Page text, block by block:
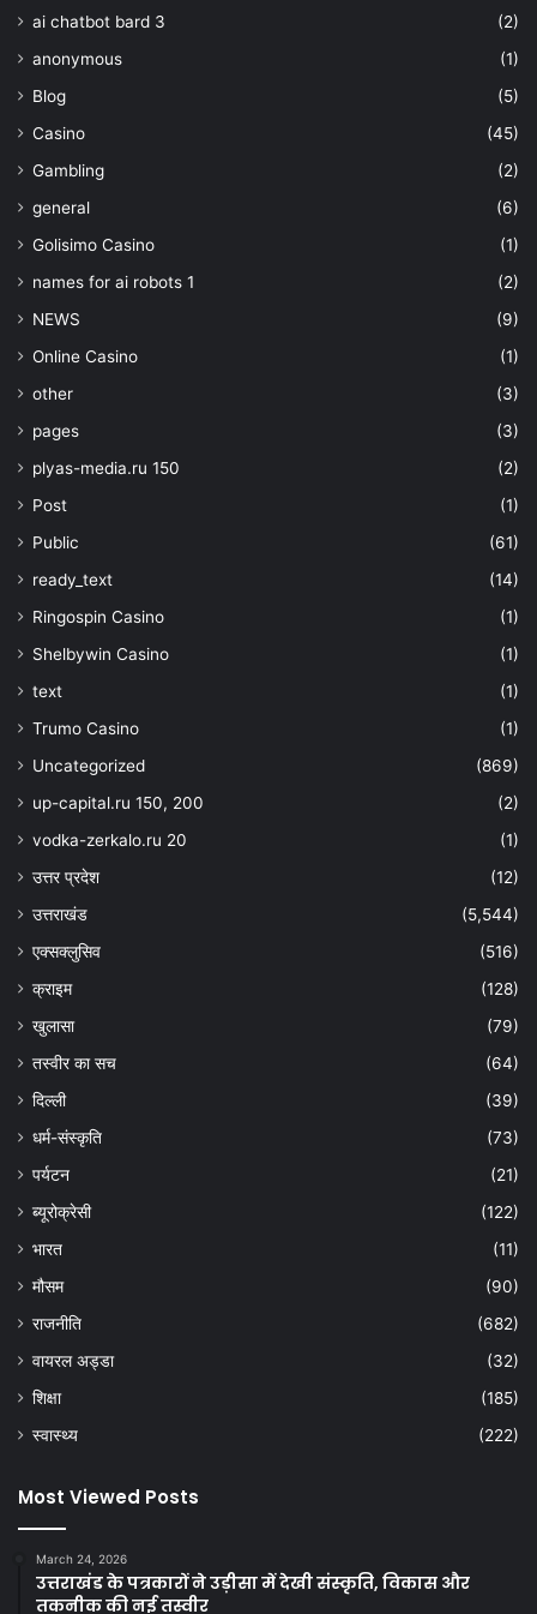
ai chatbot bard 3
(2)
anonymous
(1)
Blog
(5)
Casino
(45)
Gambling
(2)
general
(6)
Golisimo Casino
(1)
names for ai robots 1
(2)
NEWS
(9)
Online Casino
(1)
other
(3)
pages
(3)
plyas-media.ru 150
(2)
Post
(1)
Public
(61)
ready_text
(14)
Ringospin Casino
(1)
Shelbywin Casino
(1)
text
(1)
Trumo Casino
(1)
Uncategorized
(869)
up-capital.ru 150, 200
(2)
vodka-zerkalo.ru 20
(1)
उत्तर प्रदेश
(12)
उत्तराखंड
(5,544)
एक्सक्लुसिव
(516)
क्राइम
(128)
खुलासा
(79)
तस्वीर का सच
(64)
दिल्ली
(39)
धर्म-संस्कृति
(73)
पर्यटन
(21)
ब्यूरोक्रेसी
(122)
भारत
(11)
मौसम
(90)
राजनीति
(682)
वायरल अड्डा
(32)
शिक्षा
(185)
स्वास्थ्य
(222)
Most Viewed Posts
March 24, 2026
उत्तराखंड के पत्रकारों ने उड़ीसा में देखी संस्कृति, विकास और
तकनीक की नई तस्वीर